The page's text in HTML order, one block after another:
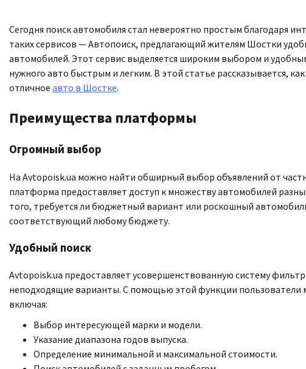
Сегодня поиск автомобиля стал невероятно простым благодаря
таких сервисов — Автопоиск, предлагающий жителям Шостки
автомобилей. Этот сервис выделяется широким выбором и
нужного авто быстрым и легким. В этой статье рассказывается,
отличное авто в Шостке.
Преимущества платформы
Огромный выбор
На Avtopoisk.ua можно найти обширный выбор объявлений от
платформа предоставляет доступ к множеству автомобилей
того, требуется ли бюджетный вариант или роскошный
соответствующий любому бюджету.
Удобный поиск
Avtopoisk.ua предоставляет усовершенствованную систему
неподходящие варианты. С помощью этой функции пользователи
включая:
Выбор интересующей марки и модели.
Указание диапазона годов выпуска.
Определение минимальной и максимальной стоимости.